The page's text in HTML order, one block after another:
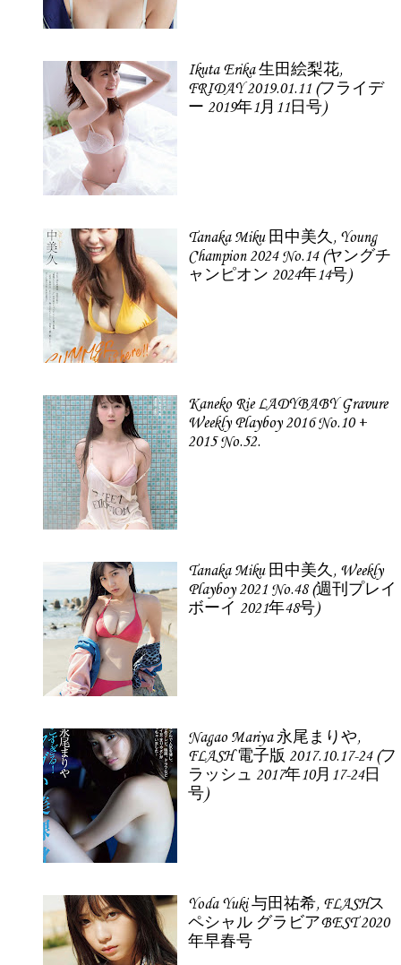
Ikuta Erika 生田絵梨花,
FRIDAY 2019.01.11 (フライデ
ー 2019年1月11日号)
Tanaka Miku 田中美久, Young
Champion 2024 No.14 (ヤングチ
ャンピオン 2024年14号)
Kaneko Rie LADYBABY Gravure
Weekly Playboy 2016 No.10 +
2015 No.52.
Tanaka Miku 田中美久, Weekly
Playboy 2021 No.48 (週刊プレイ
ボーイ 2021年48号)
Nagao Mariya 永尾まりや,
FLASH 電子版 2017.10.17-24 (フ
ラッシュ 2017年10月17-24日
号)
Yoda Yuki 与田祐希, FLASHス
ペシャル グラビアBEST 2020
年早春号